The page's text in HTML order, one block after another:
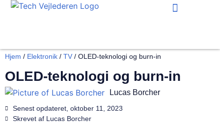
Hjem / Elektronik / TV / OLED-teknologi og burn-in
OLED-teknologi og burn-in
Lucas Borcher
Senest opdateret, oktober 11, 2023
Skrevet af Lucas Borcher